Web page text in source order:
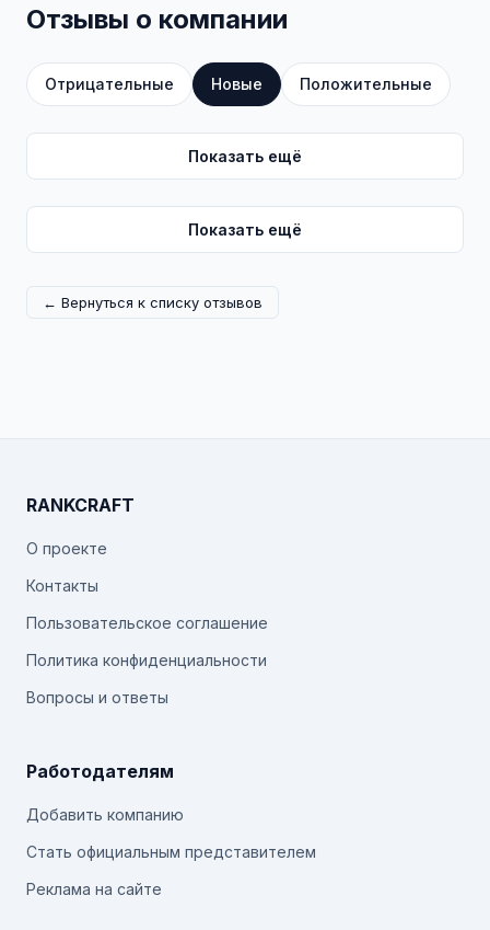
Отзывы о компании
Отрицательные Новые Положительные
Показать ещё
Показать ещё
← Вернуться к списку отзывов
RANKCRAFT
О проекте
Контакты
Пользовательское соглашение
Политика конфиденциальности
Вопросы и ответы
Работодателям
Добавить компанию
Стать официальным представителем
Реклама на сайте